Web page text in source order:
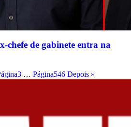
chefe de gabinete entra na
3 … Página546 Depois »